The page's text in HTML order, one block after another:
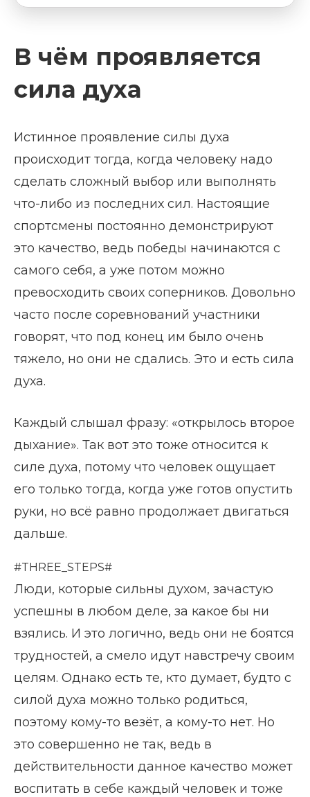
В чём проявляется
сила духа
Истинное проявление силы духа
происходит тогда, когда человеку надо
сделать сложный выбор или выполнять
что-либо из последних сил. Настоящие
спортсмены постоянно демонстрируют
это качество, ведь победы начинаются с
самого себя, а уже потом можно
превосходить своих соперников. Довольно
часто после соревнований участники
говорят, что под конец им было очень
тяжело, но они не сдались. Это и есть сила
духа.
Каждый слышал фразу: «открылось второе
дыхание». Так вот это тоже относится к
силе духа, потому что человек ощущает
его только тогда, когда уже готов опустить
руки, но всё равно продолжает двигаться
дальше.
#THREE_STEPS#
Люди, которые сильны духом, зачастую
успешны в любом деле, за какое бы ни
взялись. И это логично, ведь они не боятся
трудностей, а смело идут навстречу своим
целям. Однако есть те, кто думает, будто с
силой духа можно только родиться,
поэтому кому-то везёт, а кому-то нет. Но
это совершенно не так, ведь в
действительности данное качество может
воспитать в себе каждый человек и тоже